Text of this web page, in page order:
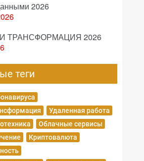
2026
ТРАНСФОРМАЦИЯ 2026
теги
Удаленная работа
Облачные сервисы
Криптовалюта